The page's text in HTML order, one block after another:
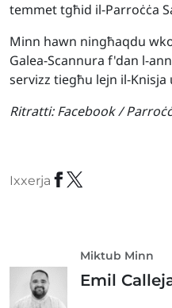
temmet tgħid il-Parroċċa
Minn hawn ningħaqdu
Galea-Scannura f'dan l-
servizz tiegħu lejn il-
Ritratti: Facebook /
Ixxerja
Miktub Minn
Emil